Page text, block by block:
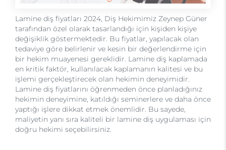
Lamine diş fiyatları 2024, Diş Hekimimiz Zeynep Güner
tarafından özel olarak tasarlandığı için kişiden kişiye
değişiklik göstermektedir. Bu fiyatlar, yapılacak olan
tedaviye göre belirlenir ve kesin bir değerlendirme için
bir hekim muayenesi gereklidir. Lamine diş kaplamada
en kritik faktör, kullanılacak kaplamanın kalitesi ve bu
işlemi gerçekleştirecek olan hekimin deneyimidir.
Lamine diş fiyatlarını öğrenmeden önce planladığınız
hekimin deneyimine, katıldığı seminerlere ve daha önce
yaptığı işlere dikkat etmek önemlidir. Bu sayede,
maliyetin yanı sıra kaliteli bir lamine diş uygulaması için
doğru hekimi seçebilirsiniz.